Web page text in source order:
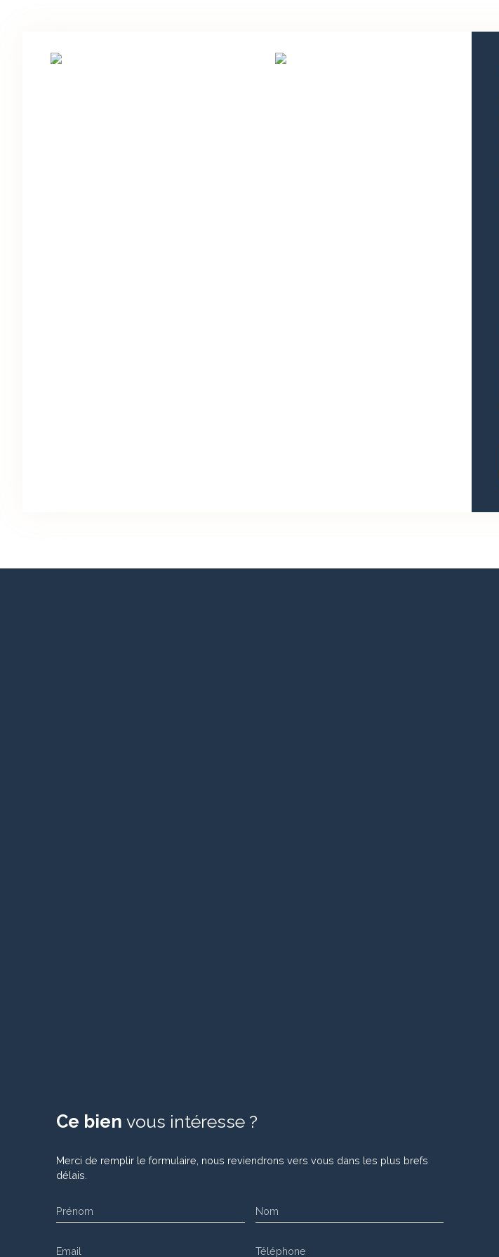
Ce bien vous intéresse ?
Merci de remplir le formulaire, nous reviendrons vers vous dans les plus brefs
délais.
Prénom Nom
Email Téléphone